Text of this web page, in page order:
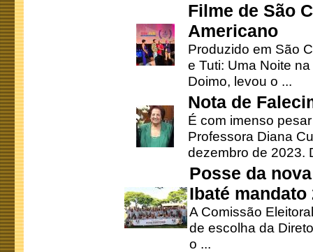
Filme de São
Americano
Produzido em São
e Tuti: Uma Noite
Doimo, levou o ...
Nota de
É com imenso
Professora Diana
dezembro de 2023.
Posse da
Ibaté mandato
A Comissão
de escolha da
o ...